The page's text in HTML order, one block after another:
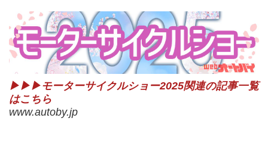
▶▶▶モーターサイクルショー2025関連の記事一覧
はこちら
www.autoby.jp